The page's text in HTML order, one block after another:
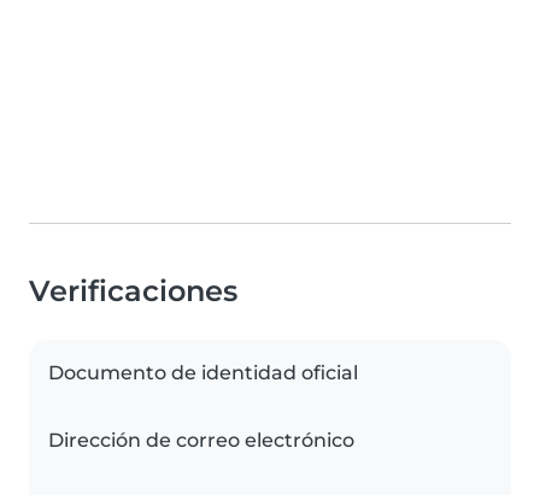
Verificaciones
Documento de identidad oficial
Dirección de correo electrónico